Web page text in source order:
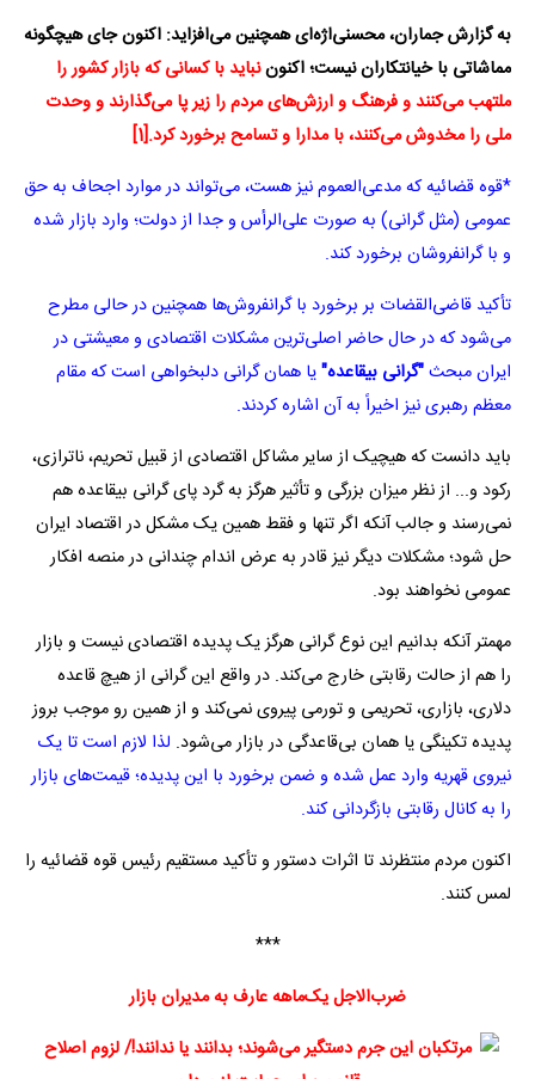
به گزارش جماران، محسنی‌اژه‌ای همچنین می‌افزاید: اکنون جای هیچگونه
مماشاتی با خیانتکاران نیست؛ اکنوننباید با کسانی که بازار کشور را
ملتهب می‌کنند و فرهنگ و ارزش‌های مردم را زیر پا می‌گذارند و وحدت
ملی را مخدوش می‌کنند، با مدارا و تسامح برخورد کرد.
[1]
*قوه قضائیه که مدعی‌العموم نیز هست، می‌تواند در موارد اجحاف به حق
عمومی (مثل گرانی) به صورت علی‌الرأس و جدا از دولت؛ وارد بازار شده
و با گرانفروشان برخورد کند.
تأکید قاضی‌القضات بر برخورد با گرانفروش‌ها همچنین در حالی مطرح
می‌شود که در حال حاضر اصلی‌ترین مشکلات اقتصادی و معیشتی در
ایران مبحث"گرانی بیقاعده"یا همان گرانی دلبخواهی است که مقام
معظم رهبری نیز اخیراً به آن اشاره کردند.
باید دانست که هیچیک از سایر مشاکل اقتصادی از قبیل تحریم، ناترازی،
رکود و... از نظر میزان بزرگی و تأثیر هرگز به گرد پای گرانی بیقاعده هم
نمی‌رسند و جالب آنکه اگر تنها و فقط همین یک مشکل در اقتصاد ایران
حل شود؛ مشکلات دیگر نیز قادر به عرض اندام چندانی در منصه افکار
عمومی نخواهند بود.
مهمتر آنکه بدانیم این نوع گرانی هرگز یک پدیده اقتصادی نیست و بازار
را هم از حالت رقابتی خارج می‌کند. در واقع این گرانی از هیچ قاعده
دلاری، بازاری، تحریمی و تورمی پیروی نمی‌کند و از همین رو موجب بروز
پدیده تکینگی یا همان بی‌قاعدگی در بازار می‌شود. لذا لازم است تا یک
نیروی قهریه وارد عمل شده و ضمن برخورد با این پدیده؛ قیمت‌های بازار
را به کانال رقابتی بازگردانی کند.
اکنون مردم منتظرند تا اثرات دستور و تأکید مستقیم رئیس قوه قضائیه را
لمس کنند.
***
ضرب‌الاجل یک‌ماهه عارف به مدیران بازار